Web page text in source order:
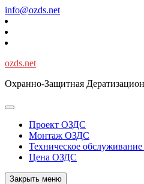
Перейти
к
содержимому
info@ozds.net
ozds.net
Охранно-Защитная
Проект ОЗДС
Монтаж ОЗДС
Техническое
Цена ОЗДС
Закрыть меню